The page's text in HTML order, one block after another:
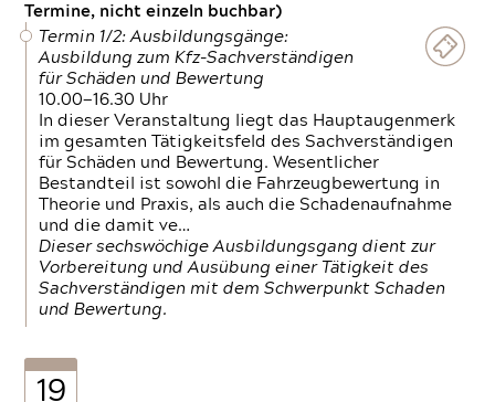
Termine, nicht einzeln buchbar)
Termin 1/2: Ausbildungsgänge:
Ausbildung zum Kfz-Sachverständigen
für Schäden und Bewertung
10.00—16.30 Uhr
In dieser Veranstaltung liegt das Hauptaugenmerk
im gesamten Tätigkeitsfeld des Sachverständigen
für Schäden und Bewertung. Wesentlicher
Bestandteil ist sowohl die Fahrzeugbewertung in
Theorie und Praxis, als auch die Schadenaufnahme
und die damit ve…
Dieser sechswöchige Ausbildungsgang dient zur
Vorbereitung und Ausübung einer Tätigkeit des
Sachverständigen mit dem Schwerpunkt Schaden
und Bewertung.
19